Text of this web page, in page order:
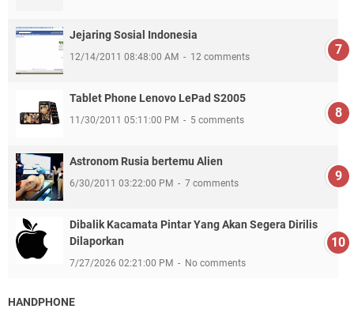
Jejaring Sosial Indonesia
12/14/2011 08:48:00 AM 12 comments
Tablet Phone Lenovo LePad S2005
11/30/2011 05:11:00 PM 5 comments
Astronom Rusia bertemu Alien
6/30/2011 03:22:00 PM 7 comments
Dibalik Kacamata Pintar Yang Akan Segera Dirilis
Dilaporkan
7/27/2026 02:21:00 PM No comments
HANDPHONE